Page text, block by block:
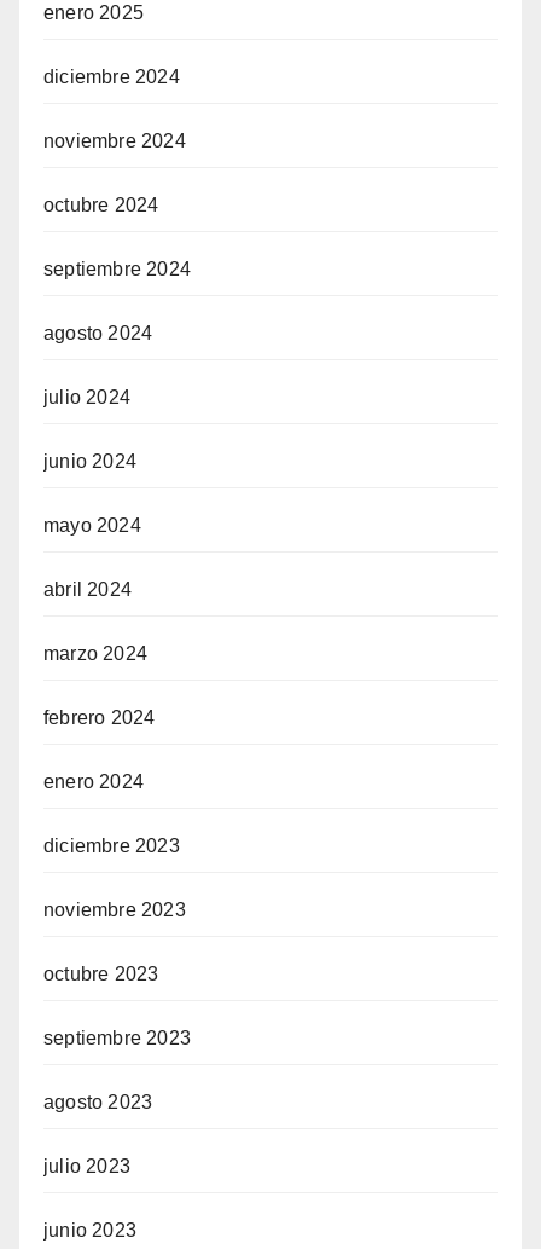
enero 2025
diciembre 2024
noviembre 2024
octubre 2024
septiembre 2024
agosto 2024
julio 2024
junio 2024
mayo 2024
abril 2024
marzo 2024
febrero 2024
enero 2024
diciembre 2023
noviembre 2023
octubre 2023
septiembre 2023
agosto 2023
julio 2023
junio 2023